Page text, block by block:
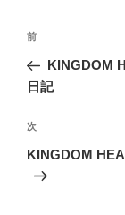
投
ナ
ゲ
ー
シ
前
の
投
前
KINGDOM
日記
次
の
次
KINGDOM